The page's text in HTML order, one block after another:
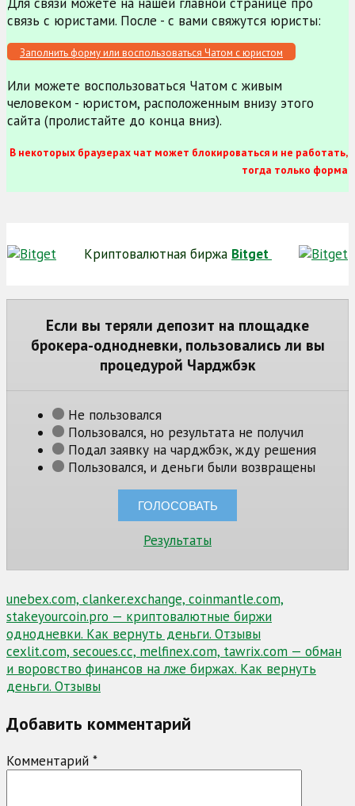
связь с юристами. После - с вами свяжутся юристы:
Заполнить форму или воспользоваться Чатом с юристом
Или можете воспользоваться Чатом с живым
человеком - юристом, расположенным внизу этого
сайта (пролистайте до конца вниз).
В некоторых браузерах чат может блокироваться и не работать,
тогда только форма
Криптовалютная биржа Bitget
Если вы теряли депозит на площадке
брокера-однодневки, пользовались ли вы
процедурой Чарджбэк
Не пользовался
Пользовался, но результата не получил
Подал заявку на чарджбэк, жду решения
Пользовался, и деньги были возвращены
Результаты
Навигация
по
записям
unebex.com, clanker.exchange, coinmantle.com,
stakeyourcoin.pro — криптовалютные биржи
однодневки. Как вернуть деньги. Отзывы
cexlit.com, secoues.cc, melfinex.com, tawrix.com — обман
и воровство финансов на лже биржах. Как вернуть
деньги. Отзывы
Добавить комментарий
Комментарий *